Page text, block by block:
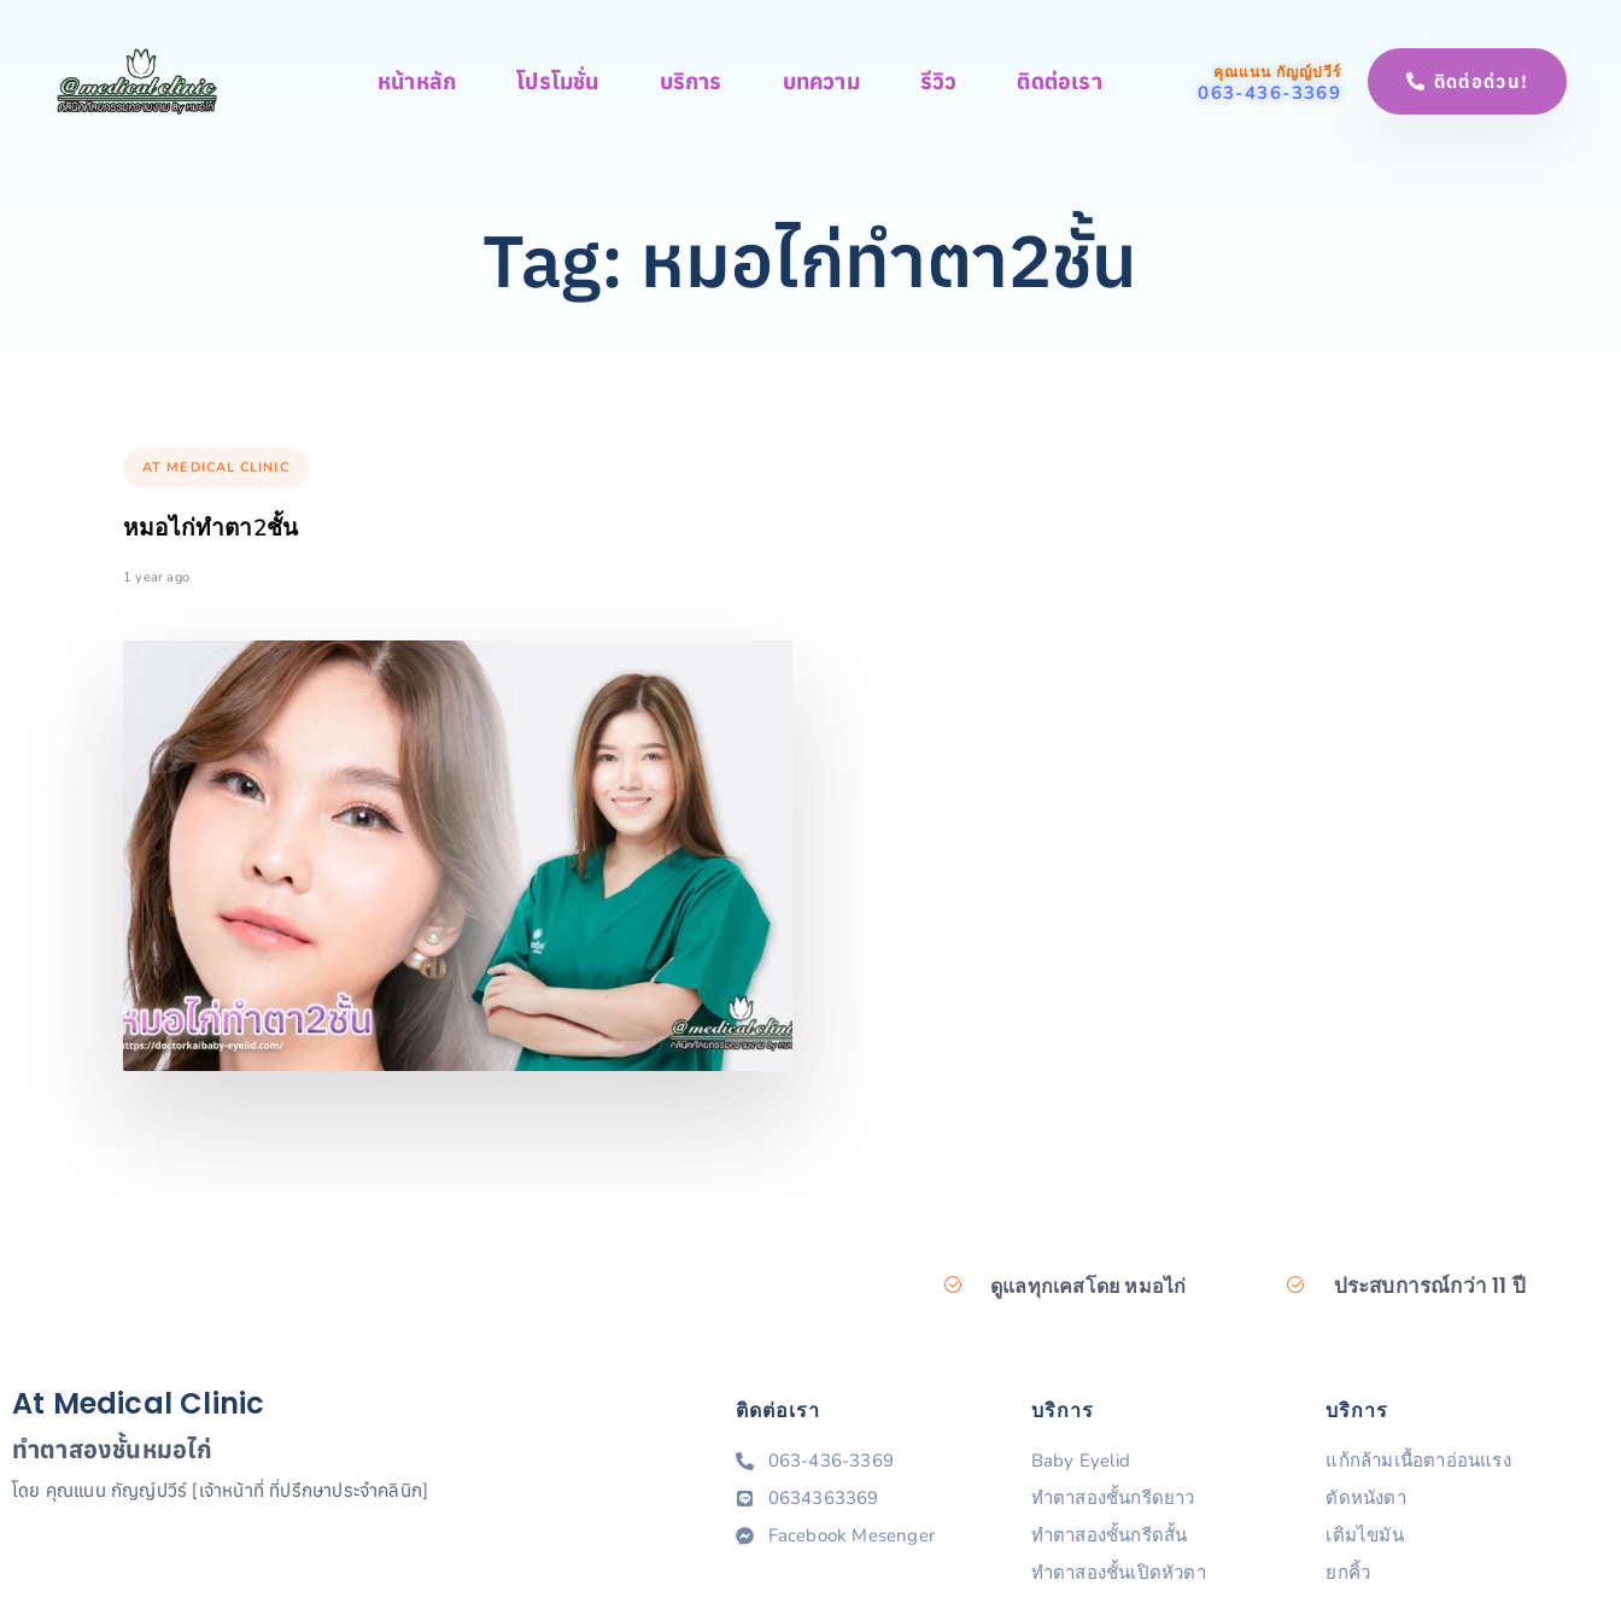
หน้าหลัก โปรโมชั่น บริการ บทความ รีวิว ติดต่อเรา คุณแนน กัญญ์ปวีร์
063-436-3369 ติดต่อด่วน!
Tag: หมอไก่ทำตา2ชั้น
AT MEDICAL CLINIC
หมอไก่ทำตา2ชั้น
1 year ago
ดูแลทุกเคสโดย หมอไก่ ประสบการณ์กว่า 11 ปี
At Medical Clinic
ทำตาสองชั้นหมอไก่
โดย คุณแนน กัญญ์ปวีร์ [เจ้าหน้าที่ ที่ปรึกษาประจำคลินิก]
ติดต่อเรา
063-436-3369
0634363369
Facebook Mesenger
บริการ
Baby Eyelid
ทำตาสองชั้นกรีดยาว
ทำตาสองชั้นกรีดสั้น
ทำตาสองชั้นเปิดหัวตา
บริการ
แก้กล้ามเนื้อตาอ่อนแรง
ตัดหนังตา
เติมไขมัน
ยกคิ้ว